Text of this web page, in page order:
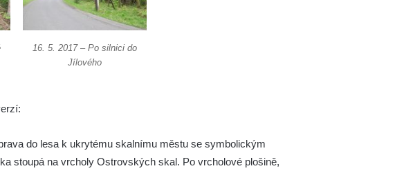
16. 5. 2017 – Po silnici do
Jílového
do lesa k ukrytému skalnímu městu se symbolickým
stoupá na vrcholy Ostrovských skal. Po vrcholové plošině,